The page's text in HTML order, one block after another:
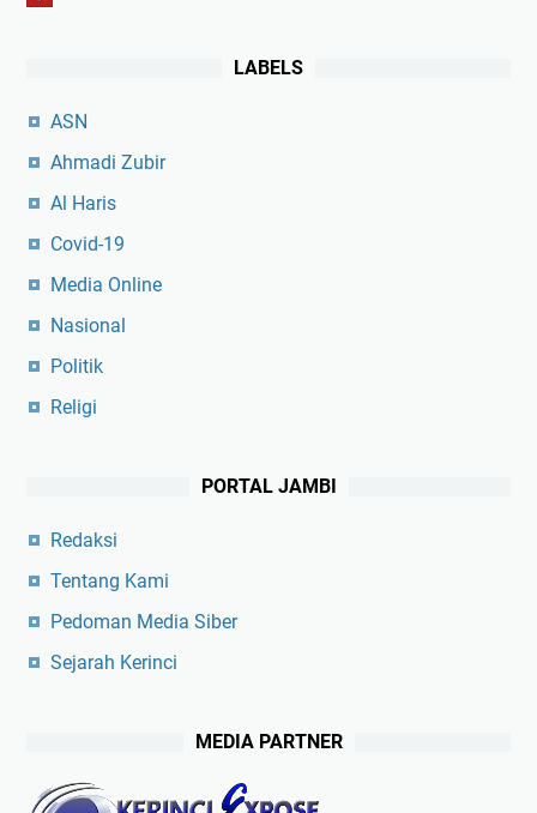
LABELS
ASN
Ahmadi Zubir
Al Haris
Covid-19
Media Online
Nasional
Politik
Religi
PORTAL JAMBI
Redaksi
Tentang Kami
Pedoman Media Siber
Sejarah Kerinci
MEDIA PARTNER